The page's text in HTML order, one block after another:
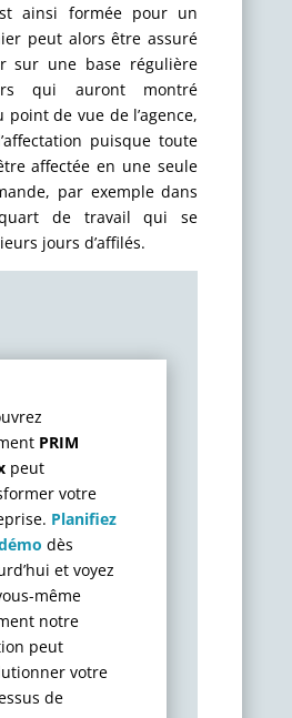
ainsi formée pour un
peut alors être assuré
sur une base régulière
qui auront montré
point de vue de l’agence,
puisque toute
affectée en une seule
par exemple dans
de travail qui se
jours d’affilés.
PRIM
peut
votre
Planifiez
dès
et voyez
même
notre
peut
votre
de